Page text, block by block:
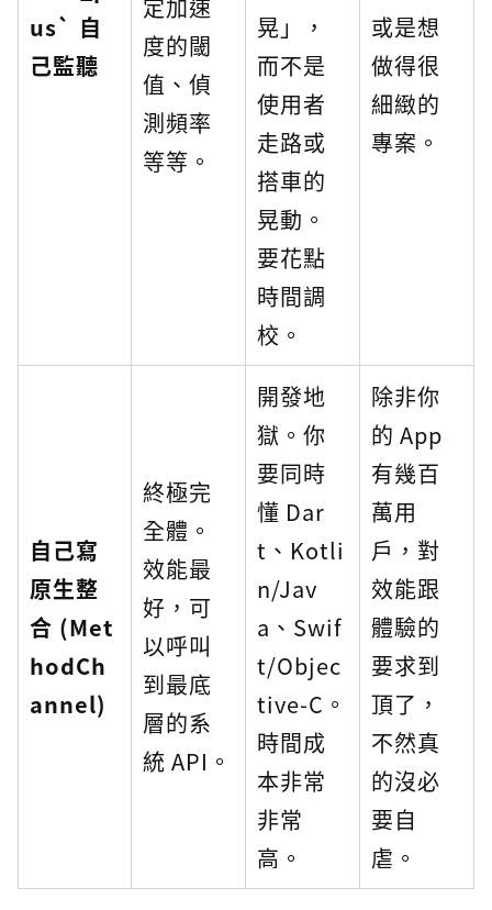
us` 自
己監聽
定加速
度的閾
值、偵
測頻率
等等。
晃」，
而不是
使用者
走路或
搭車的
晃動。
要花點
時間調
校。
或是想
做得很
細緻的
專案。
自己寫
原生整
合 (Met
hodCh
annel)
終極完
全體。
效能最
好，可
以呼叫
到最底
層的系
統 API。
開發地
獄。你
要同時
懂 Dar
t、Kotli
n/Jav
a、Swif
t/Objec
tive-C。
時間成
本非常
非常
高。
除非你
的 App
有幾百
萬用
戶，對
效能跟
體驗的
要求到
頂了，
不然真
的沒必
要自
虐。